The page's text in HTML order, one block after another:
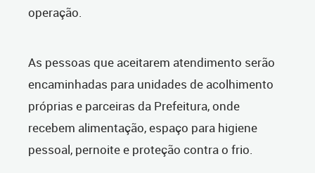
operação.
As pessoas que aceitarem atendimento serão
encaminhadas para unidades de acolhimento
próprias e parceiras da Prefeitura, onde
recebem alimentação, espaço para higiene
pessoal, pernoite e proteção contra o frio.